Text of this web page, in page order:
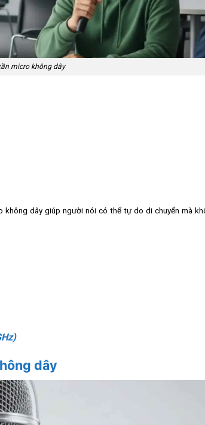
micro không dây
dây giúp người nói có thể tự do di chuyển mà
dây